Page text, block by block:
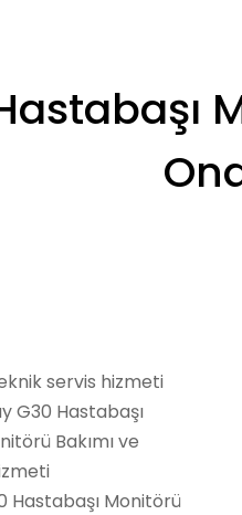
servis hizmeti
G30 Hastabaşı
Bakımı ve
Hastabaşı Monitörü